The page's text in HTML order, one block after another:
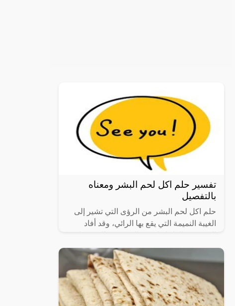
تفسير حلم اكل لحم البشر ومعناه
بالتفصيل
حلم اكل لحم البشر من الرؤى التي تشير إلى
الغيبة النميمة التي يقع بها الرائي، وقد أفاد
والتي تختلف باختلاف حالة